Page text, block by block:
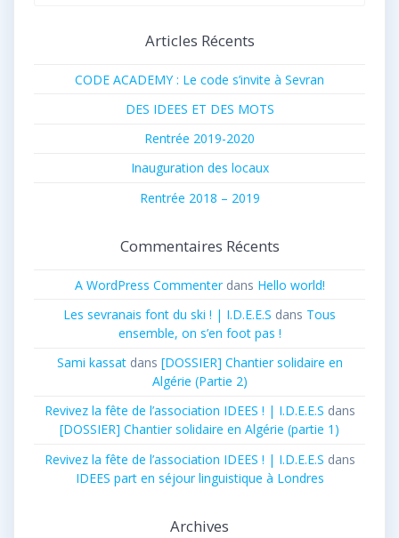
Articles Récents
CODE ACADEMY : Le code s’invite à Sevran
DES IDEES ET DES MOTS
Rentrée 2019-2020
Inauguration des locaux
Rentrée 2018 – 2019
Commentaires Récents
A WordPress Commenterdans Hello world!
Les sevranais font du ski ! | I.D.E.E.S dans Tous
ensemble, on s’en foot pas !
Sami kassatdans [DOSSIER] Chantier solidaire en
Algérie (Partie 2)
Revivez la fête de l’association IDEES ! | I.D.E.E.S dans
[DOSSIER] Chantier solidaire en Algérie (partie 1)
Revivez la fête de l’association IDEES ! | I.D.E.E.S dans
IDEES part en séjour linguistique à Londres
Archives